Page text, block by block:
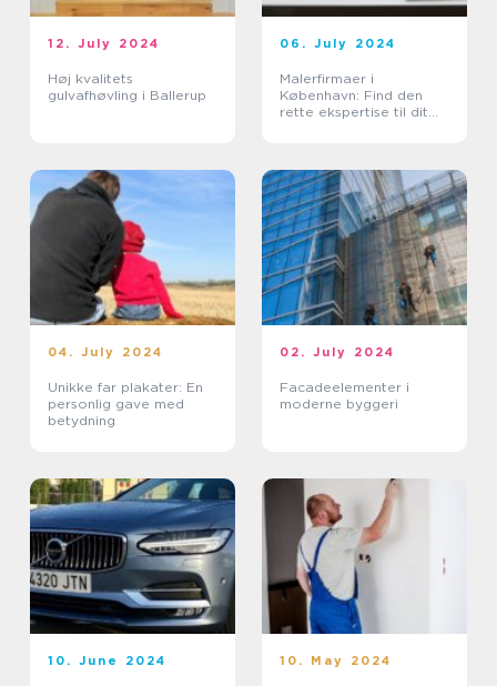
12. July 2024
Høj kvalitets
gulvafhøvling i Ballerup
06. July 2024
Malerfirmaer i
København: Find den
rette ekspertise til dit
04. July 2024
Unikke far plakater: En
personlig gave med
betydning
02. July 2024
Facadeelementer i
moderne byggeri
10. June 2024 10. May 2024